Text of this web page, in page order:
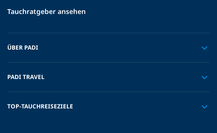
Tauchratgeber ansehen
ÜBER PADI
PADI TRAVEL
TOP-TAUCHREISEZIELE